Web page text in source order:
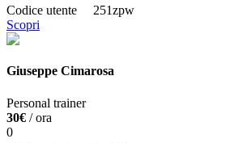
Codice utente
251zpw
Scopri
Giuseppe Cimarosa
Personal trainer
30€ / ora
0